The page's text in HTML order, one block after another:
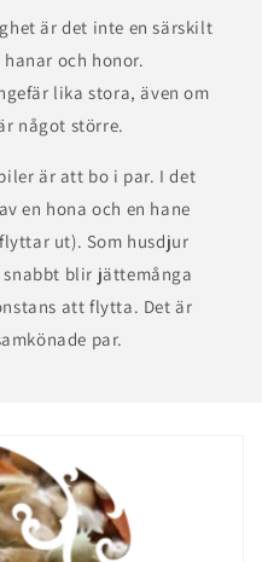
är det inte en särskilt
och honor.
lika stora, även om
något större.
är att bo i par. I det
en hona och en hane
ut). Som husdjur
blir jättemånga
att flytta. Det är
par.